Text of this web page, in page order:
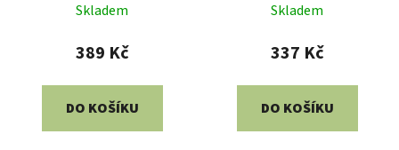
hodnocení
produktu
5,0
z
Skladem
389 Kč
DO KOŠÍKU
hodnocení
produktu
5,0
z
Skladem
337 Kč
DO KOŠÍKU